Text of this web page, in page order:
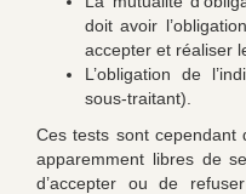
doit avoir
accepter et réaliser
L’obligation de
sous-traitant).
Ces tests sont cependant
apparemment libres de
d’accepter ou de